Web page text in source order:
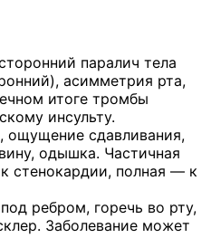
паралич тела
асимметрия рта,
итоге тромбы
инсульту.
ощущение сдавливания,
одышка. Частичная
стенокардии, полная — к
ребром, горечь во рту,
Заболевание может